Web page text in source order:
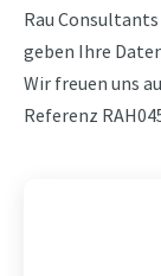
Rau
geben Ihre
Wir freuen uns
Referenz